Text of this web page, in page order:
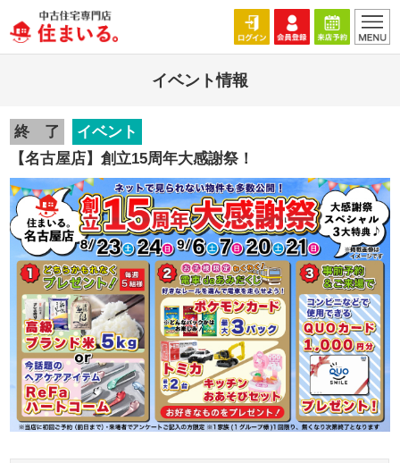
イベント情報
終 了
イベント
【名古屋店】創立15周年大感謝祭！